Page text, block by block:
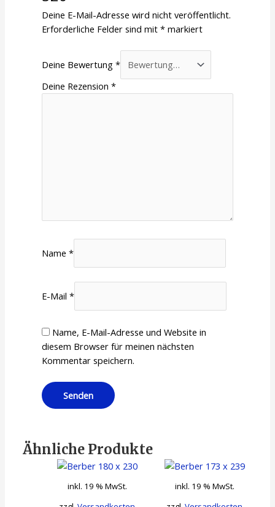
Deine E-Mail-Adresse wird nicht veröffentlicht.
Erforderliche Felder sind mit* markiert
Deine Bewertung*
Deine Rezension*
Name*
E-Mail*
Name, E-Mail-Adresse und Website in
diesem Browser für meinen nächsten
Kommentar speichern.
Ähnliche Produkte
inkl. 19 % MwSt.
inkl. 19 % MwSt.